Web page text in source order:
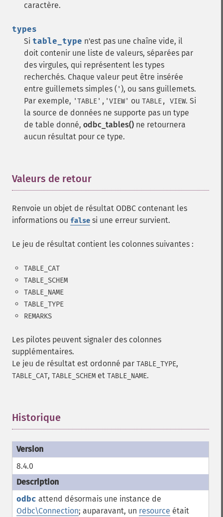
caractère.
types
Si table_type n'est pas une chaîne vide, il
doit contenir une liste de valeurs, séparées par
des virgules, qui représentent les types
recherchés. Chaque valeur peut être insérée
entre guillemets simples (' ), ou sans guillemets.
Par exemple, 'TABLE','VIEW' ou TABLE, VIEW. Si
la source de données ne supporte pas un type
de table donné, odbc_tables() ne retournera
aucun résultat pour ce type.
Valeurs de retour
Renvoie un objet de résultat ODBC contenant les
informations ou false si une erreur survient.
Le jeu de résultat contient les colonnes suivantes :
TABLE_CAT
TABLE_SCHEM
TABLE_NAME
TABLE_TYPE
REMARKS
Les pilotes peuvent signaler des colonnes
supplémentaires.
Le jeu de résultat est ordonné par TABLE_TYPE,
TABLE_CAT, TABLE_SCHEM et TABLE_NAME.
Historique
8.4.0
odbc attend désormais une instance de
Odbc\Connection; auparavant, un resource était